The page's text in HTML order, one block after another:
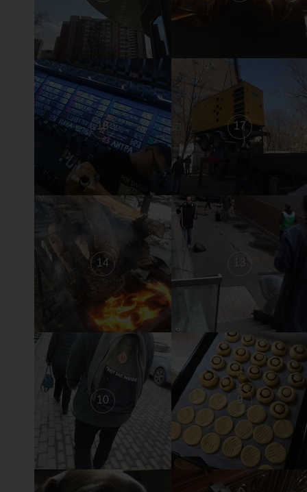
18 17
14 13
10 9